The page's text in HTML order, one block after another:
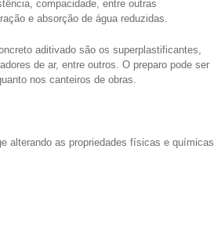
compacidade, entre outras
e absorção de água reduzidas.
aditivado são os superplastificantes,
de ar, entre outros. O preparo pode ser
nos canteiros de obras.
alterando as propriedades físicas e químicas